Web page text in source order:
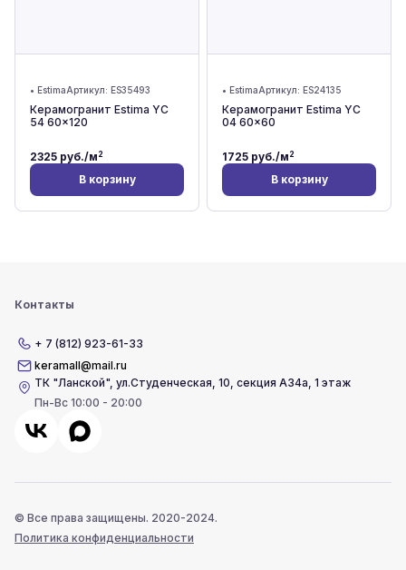
• EstimaАртикул: ES35493
Керамогранит Estima YC
54 60x120
2325 руб./м2
В корзину
• EstimaАртикул: ES24135
Керамогранит Estima YC
04 60x60
1725 руб./м2
В корзину
Контакты
+ 7 (812) 923-61-33
keramall@mail.ru
ТК "Ланской",ул.Студенческая, 10, секция А34а, 1 этаж
Пн-Вс 10:00 - 20:00
© Все права защищены. 2020-2024.
Политика конфиденциальности